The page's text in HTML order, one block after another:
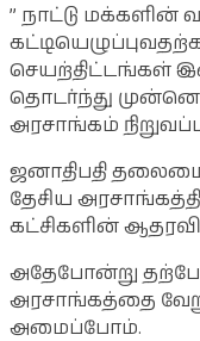
” நாட்டு
செயற்திட்டங்கள்
தொடர்ந்து
அரசாங்கம்
ஜனாதிபதி
தேசிய
கட்சிகளின்
அதேபோன்று
அரசாங்கத்தை
அமைப்போம்.